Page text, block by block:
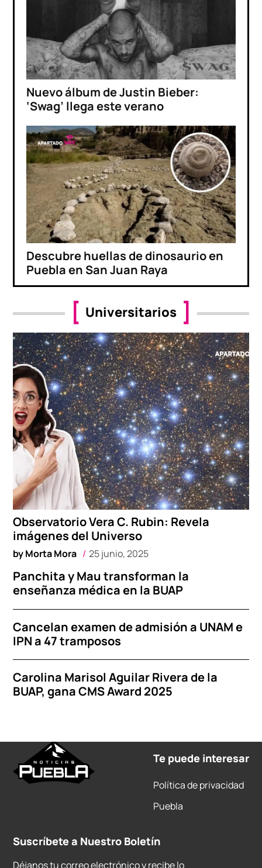
Nuevo álbum de Justin Bieber:
‘Swag’ llega este verano
Descubre huellas de dinosaurio en
Puebla en San Juan Raya
Universitarios
Observatorio Vera C. Rubin: Revela
imágenes del Universo
byMorta Mora 25 junio, 2025
Panchita y Mau transforman la
enseñanza médica en la BUAP
Cancelan examen de admisión a UNAM e
IPN a 47 tramposos
Carolina Marisol Aguilar Rivera de la
BUAP, gana CMS Award 2025
Te puede interesar
Política de privacidad
Puebla
Suscríbete a Nuestro Boletín
Déjanos tu correo electrónico y recibe lo